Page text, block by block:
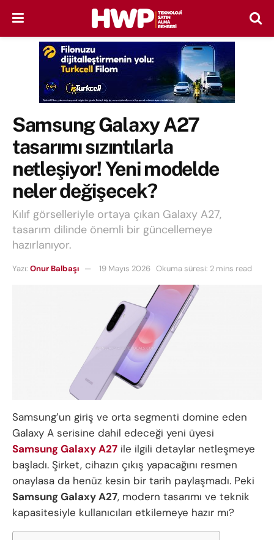
Samsung Galaxy A27
tasarımı sızıntılarla
netleşiyor! Yeni modelde
neler değişecek?
Kılıf görselleriyle ortaya çıkan Galaxy A27,
tasarım dilinde önemli bir güncellemeye
hazırlanıyor.
Yazı: Onur Balbaşı 19 Mayıs 2026 Okuma süresi: 2 mins read
Samsung’un giriş ve orta segmenti domine eden
Galaxy A serisine dahil edeceği yeni üyesi
Samsung Galaxy A27 ile ilgili detaylar netleşmeye
başladı. Şirket, cihazın çıkış yapacağını resmen
onaylasa da henüz kesin bir tarih paylaşmadı. Peki
Samsung Galaxy A27, modern tasarımı ve teknik
kapasitesiyle kullanıcıları etkilemeye hazır mı?